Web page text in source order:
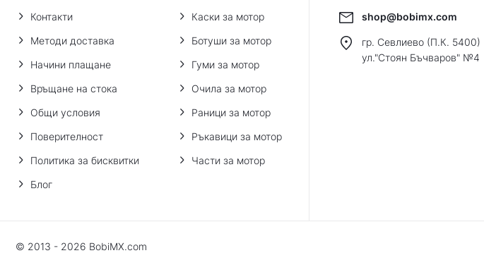
Контакти
Методи доставка
Начини плащане
Връщане на стока
Общи условия
Поверителност
Политика за бисквитки
Блог
Каски за мотор
Ботуши за мотор
Гуми за мотор
Очила за мотор
Раници за мотор
Ръкавици за мотор
Части за мотор
shop@bobimx.com
гр. Севлиево (П.К. 5400)
ул."Стоян Бъчваров" №4
© 2013 - 2026 BobiMX.com